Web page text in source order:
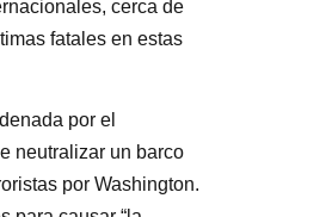
cerca de
fatales en estas
por el
neutralizar un barco
por Washington.